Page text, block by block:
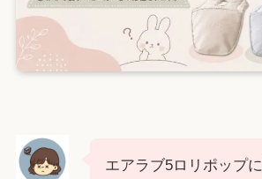
エアラブ5ロリポップ